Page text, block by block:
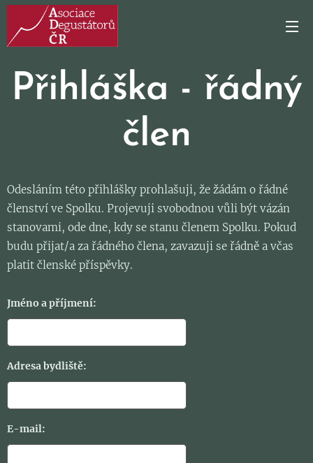
Přihláška - řádný
člen
Odesláním této přihlášky prohlašuji, že žádám o řádné
členství ve Spolku. Projevuji svobodnou vůli být vázán
stanovami, ode dne, kdy se stanu členem Spolku. Pokud
budu přijat/a za řádného člena, zavazuji se řádně a včas
platit členské příspěvky.
Jméno a příjmení:
Adresa bydliště:
E-mail: